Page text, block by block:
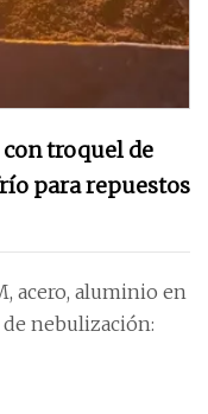
troquel de
para repuestos
acero, aluminio en